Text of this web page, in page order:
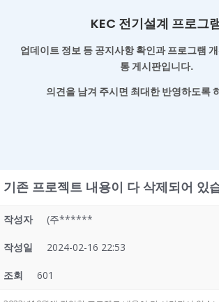
KEC 전기설계 프로그
업데이트 정보 등 공지사항 확인과프로그램
통 게시판입니다.
의견을 남겨 주시면 최대한 반영하도록
기존 프로젝트 내용이 다 삭제되어 있
작성자 (주******
작성일 2024-02-16 22:53
조회 601